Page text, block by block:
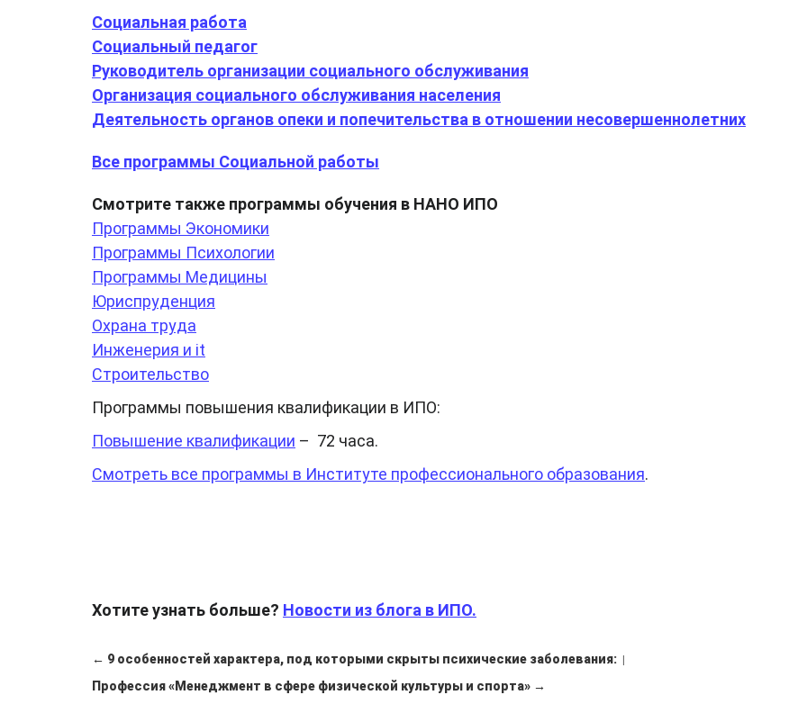
Социальная работа
Социальный педагог
Руководитель организации социального обслуживания
Организация социального обслуживания населения
Деятельность органов опеки и попечительства в отношении несовершеннолетних
Все программы Социальной работы
Смотрите также программы обучения в НАНО ИПО
Программы Экономики
Программы Психологии
Программы Медицины
Юриспруденция
Охрана труда
Инженерия и it
Строительство
Программы повышения квалификации в ИПО:
Повышение квалификации – 72 часа.
Смотреть все программы в Институте профессионального образования.
Хотите узнать больше? Новости из блога в ИПО.
← 9 особенностей характера, под которыми скрыты психические заболевания:
Профессия «Менеджмент в сфере физической культуры и спорта» →